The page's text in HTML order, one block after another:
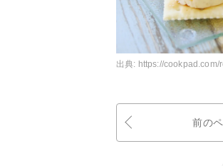
出典: https://
前の